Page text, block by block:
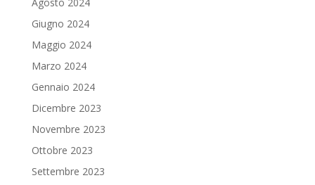
Giugno 2024
Maggio 2024
Marzo 2024
Gennaio 2024
Dicembre 2023
Novembre 2023
Ottobre 2023
Settembre 2023